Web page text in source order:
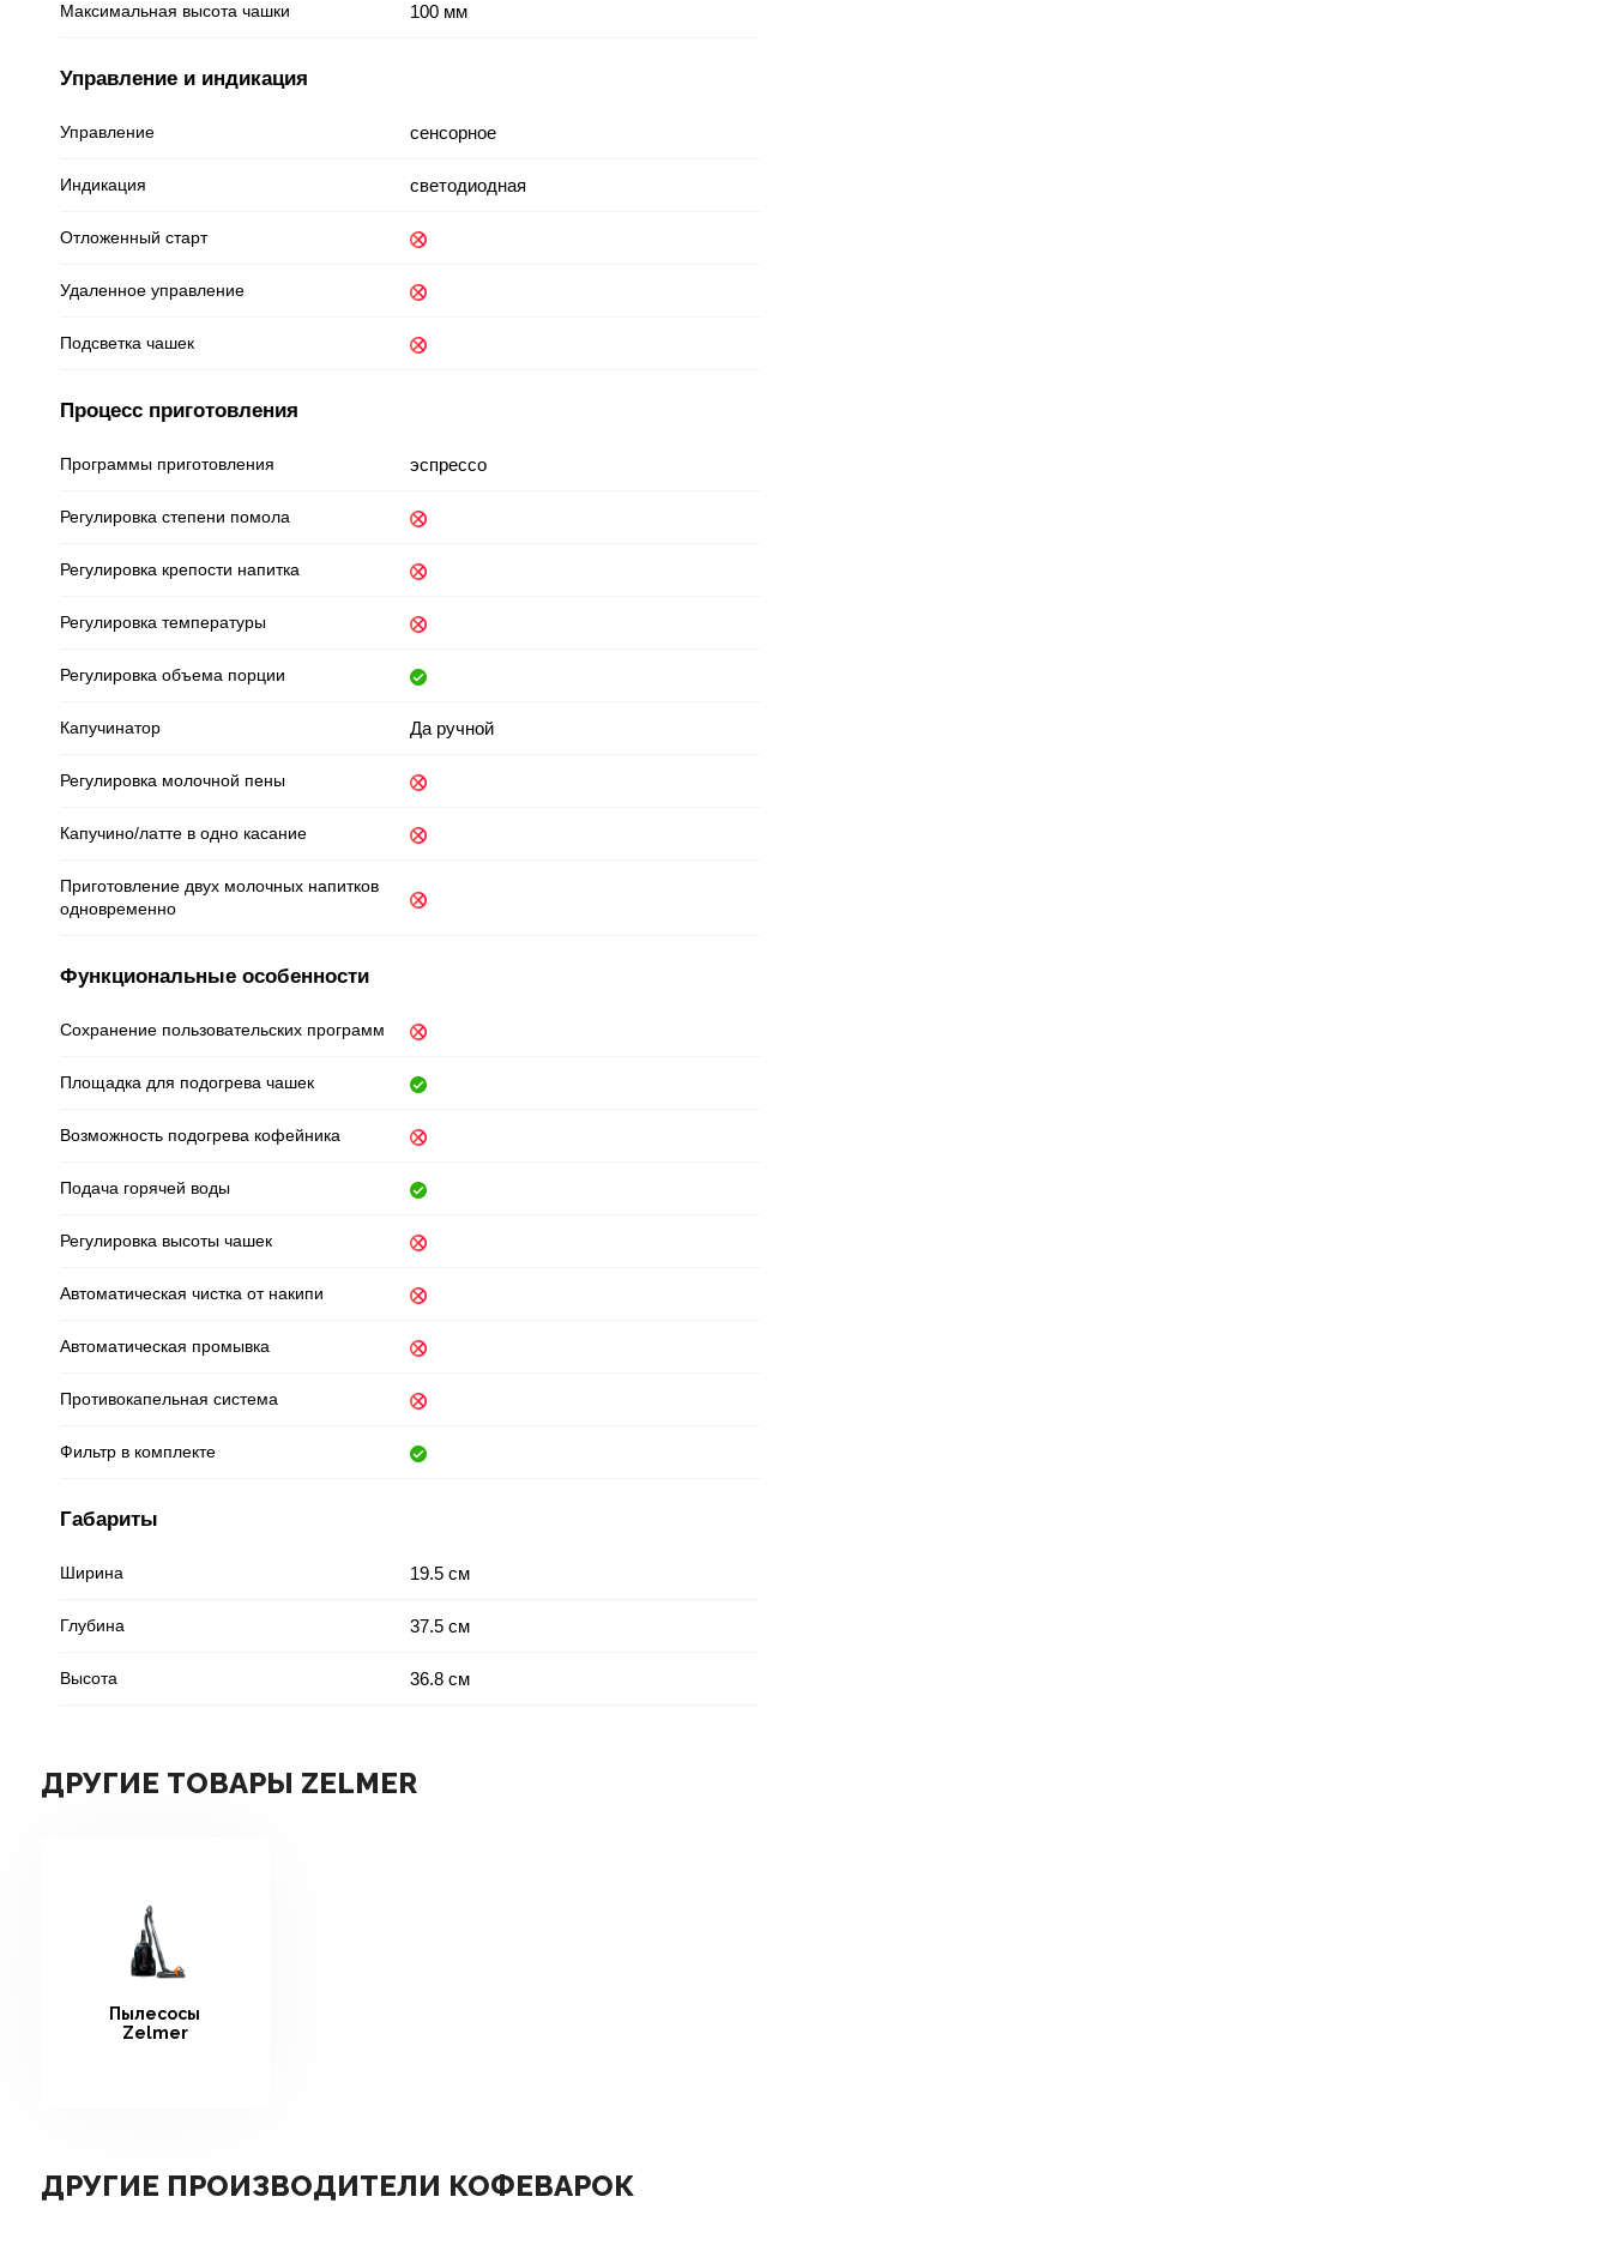
Максимальная высота чашки 100 мм
Управление и индикация
Управление сенсорное
Индикация светодиодная
Отложенный старт
Удаленное управление
Подсветка чашек
Процесс приготовления
Программы приготовления эспрессо
Регулировка степени помола
Регулировка крепости напитка
Регулировка температуры
Регулировка объема порции
Капучинатор Да ручной
Регулировка молочной пены
Капучино/латте в одно касание
Приготовление двух молочных напитков
одновременно
Функциональные особенности
Сохранение пользовательских программ
Площадка для подогрева чашек
Возможность подогрева кофейника
Подача горячей воды
Регулировка высоты чашек
Автоматическая чистка от накипи
Автоматическая промывка
Противокапельная система
Фильтр в комплекте
Габариты
Ширина 19.5 см
Глубина 37.5 см
Высота 36.8 см
ДРУГИЕ ТОВАРЫ ZELMER
Пылесосы
Zelmer
ДРУГИЕ ПРОИЗВОДИТЕЛИ КОФЕВАРОК